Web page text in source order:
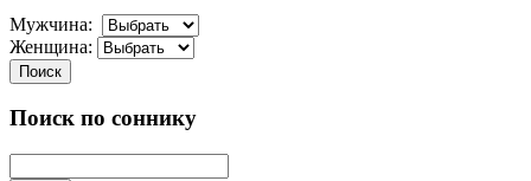
Мужчина:
Женщина:
Поиск
Поиск по соннику